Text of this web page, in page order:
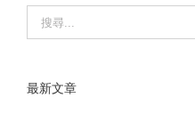
最新文章